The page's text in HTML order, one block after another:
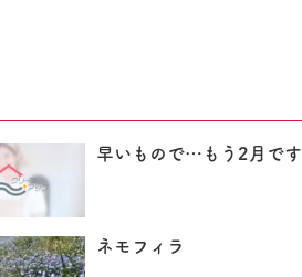
早いもので…もう2月です
ネモフィラ